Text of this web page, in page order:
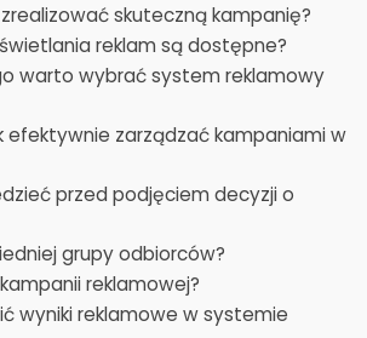
skuteczną kampanię?
reklam są dostępne?
warto wybrać system reklamowy
efektywnie zarządzać kampaniami w
przed podjęciem decyzji o
grupy odbiorców?
reklamowej?
wyniki reklamowe w systemie